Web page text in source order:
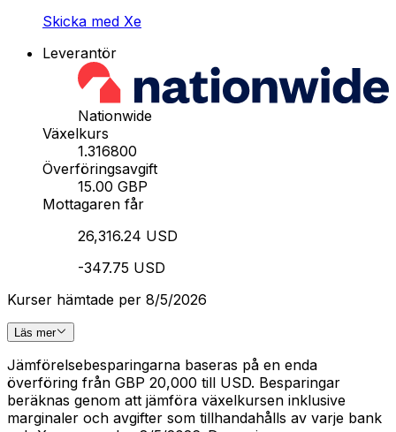
Skicka med Xe
Leverantör
Nationwide
Växelkurs
1.316800
Överföringsavgift
15.00 GBP
Mottagaren får
26,316.24 USD
-347.75 USD
Kurser hämtade per 8/5/2026
Läs mer
Jämförelsebesparingarna baseras på en enda
överföring från GBP 20,000 till USD. Besparingar
beräknas genom att jämföra växelkursen inklusive
marginaler och avgifter som tillhandahålls av varje bank